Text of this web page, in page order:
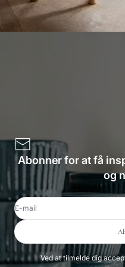
Abonner for at få
og
E-mail
Ved at tilmelde dig